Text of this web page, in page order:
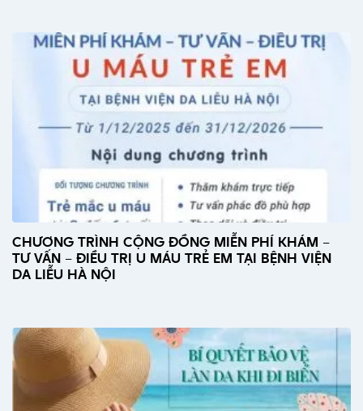
CHƯƠNG TRÌNH CỘNG ĐỒNG MIỄN PHÍ KHÁM –
TƯ VẤN – ĐIỀU TRỊ U MÁU TRẺ EM TẠI BỆNH VIỆN
DA LIỄU HÀ NỘI